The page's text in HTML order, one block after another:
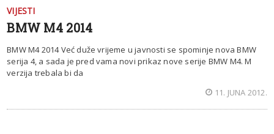
VIJESTI
BMW M4 2014
BMW M4 2014 Već duže vrijeme u javnosti se spominje nova BMW
serija 4, a sada je pred vama novi prikaz nove serije BMW M4. M
verzija trebala bi da
11. JUNA 2012.